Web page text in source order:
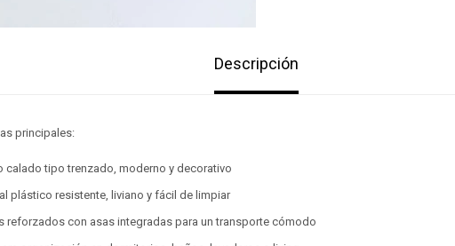
Descripción
principales:
calado tipo trenzado, moderno y decorativo
plástico resistente, liviano y fácil de limpiar
reforzados con asas integradas para un transporte cómodo